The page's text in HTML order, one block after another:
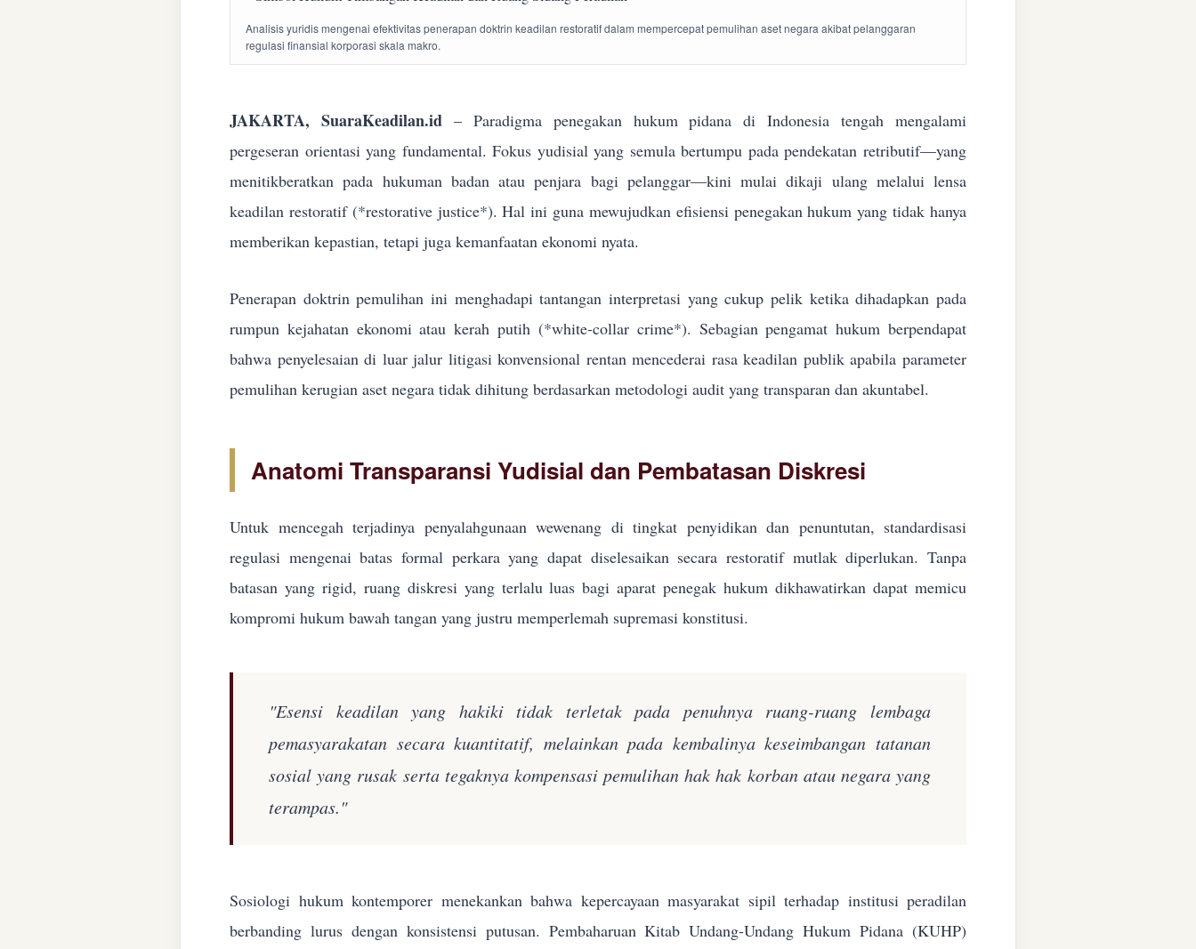
Analisis yuridis mengenai efektivitas penerapan doktrin keadilan restoratif dalam mempercepat pemulihan aset negara akibat pelanggaran
regulasi finansial korporasi skala makro.
JAKARTA, SuaraKeadilan.id– Paradigma penegakan hukum pidana di Indonesia tengah mengalami
pergeseran orientasi yang fundamental. Fokus yudisial yang semula bertumpu pada pendekatan retributif—yang
menitikberatkan pada hukuman badan atau penjara bagi pelanggar—kini mulai dikaji ulang melalui lensa
keadilan restoratif (*restorative justice*). Hal ini guna mewujudkan efisiensi penegakan hukum yang tidak hanya
memberikan kepastian, tetapi juga kemanfaatan ekonomi nyata.
Penerapan doktrin pemulihan ini menghadapi tantangan interpretasi yang cukup pelik ketika dihadapkan pada
rumpun kejahatan ekonomi atau kerah putih (*white-collar crime*). Sebagian pengamat hukum berpendapat
bahwa penyelesaian di luar jalur litigasi konvensional rentan mencederai rasa keadilan publik apabila parameter
pemulihan kerugian aset negara tidak dihitung berdasarkan metodologi audit yang transparan dan akuntabel.
Anatomi Transparansi Yudisial dan Pembatasan Diskresi
Untuk mencegah terjadinya penyalahgunaan wewenang di tingkat penyidikan dan penuntutan, standardisasi
regulasi mengenai batas formal perkara yang dapat diselesaikan secara restoratif mutlak diperlukan. Tanpa
batasan yang rigid, ruang diskresi yang terlalu luas bagi aparat penegak hukum dikhawatirkan dapat memicu
kompromi hukum bawah tangan yang justru memperlemah supremasi konstitusi.
"Esensi keadilan yang hakiki tidak terletak pada penuhnya ruang-ruang lembaga
pemasyarakatan secara kuantitatif, melainkan pada kembalinya keseimbangan tatanan
sosial yang rusak serta tegaknya kompensasi pemulihan hak hak korban atau negara yang
terampas."
Sosiologi hukum kontemporer menekankan bahwa kepercayaan masyarakat sipil terhadap institusi peradilan
berbanding lurus dengan konsistensi putusan. Pembaharuan Kitab Undang-Undang Hukum Pidana (KUHP)